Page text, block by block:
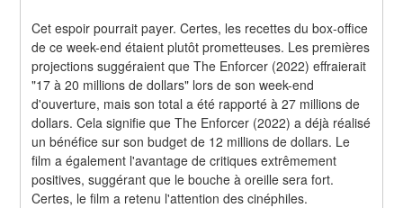
Cet espoir pourrait payer. Certes, les recettes du box-office
de ce week-end étaient plutôt prometteuses. Les premières
projections suggéraient que The Enforcer (2022) effraierait
"17 à 20 millions de dollars" lors de son week-end
d'ouverture, mais son total a été rapporté à 27 millions de
dollars. Cela signifie que The Enforcer (2022) a déjà réalisé
un bénéfice sur son budget de 12 millions de dollars. Le
film a également l'avantage de critiques extrêmement
positives, suggérant que le bouche à oreille sera fort.
Certes, le film a retenu l'attention des cinéphiles.